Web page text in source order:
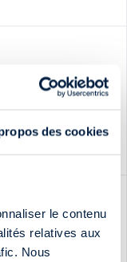
des cookies
le contenu
relatives aux
Nous